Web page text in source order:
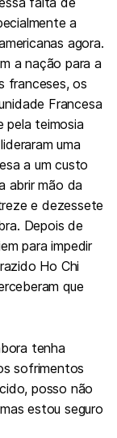
a
agora.
a nação para a
franceses, os
Francesa
pela teimosia
uma
a um custo
abrir mão da
e dezessete
Depoisde
para impedir
Ho Chi
que
tenha
sofrimentos
posso não
estou seguro